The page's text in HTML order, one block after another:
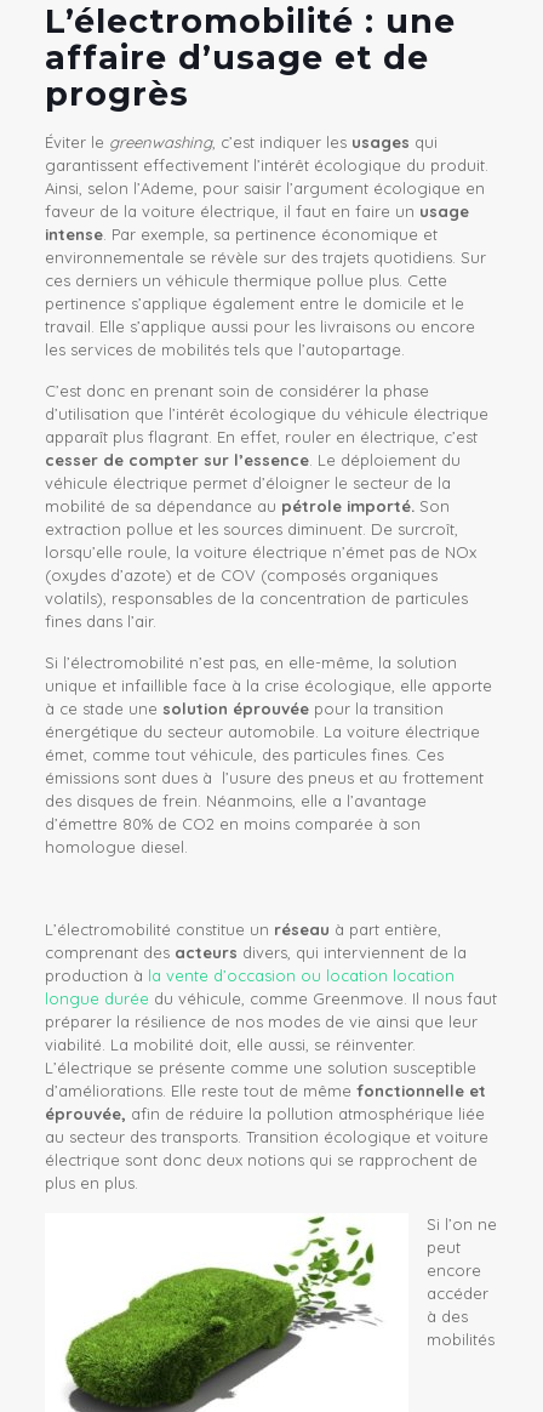
L’électromobilité : une
affaire d’usage et de
progrès
Éviter le greenwashing, c’est indiquer les usages qui
garantissent effectivement l’intérêt écologique du produit.
Ainsi, selon l’Ademe , pour saisir l’argument écologique en
faveur de la voiture électrique, il faut en faire un usage
intense. Par exemple, sa pertinence économique et
environnementale se révèle sur des trajets quotidiens. Sur
ces derniers un véhicule thermique pollue plus. Cette
pertinence s’applique également entre le domicile et le
travail. Elle s’applique aussi pour les livraisons ou encore
les services de mobilités tels que l’autopartage.
C’est donc en prenant soin de considérer la phase
d’utilisation que l’intérêt écologique du véhicule électrique
apparaît plus flagrant. En effet, rouler en électrique, c’est
cesser de compter sur l’essence. Le déploiement du
véhicule électrique permet d’éloigner le secteur de la
mobilité de sa dépendance au pétrole importé. Son
extraction pollue et les sources diminuent. De surcroît,
lorsqu’elle roule, la voiture électrique n’émet pas de NOx
(oxydes d’azote) et de COV (composés organiques
volatils), responsables de la concentration de particules
fines dans l’air.
Si l’électromobilité n’est pas, en elle-même, la solution
unique et infaillible face à la crise écologique, elle apporte
à ce stade une solution éprouvéepour la transition
énergétique du secteur automobile. La voiture électrique
émet, comme tout véhicule, des particules fines. Ces
émissions sont dues à l’usure des pneus et au frottement
des disques de frein. Néanmoins, elle a l’avantage
d’émettre 80% de CO2 en moins comparée à son
homologue diesel.
L’électromobilité constitue un réseau à part entière,
comprenant des acteurs divers, qui interviennent de la
production à la vente d’occasion ou location location
longue durée du véhicule, comme Greenmove. Il nous faut
préparer la résilience de nos modes de vie ainsi que leur
viabilité. La mobilité doit, elle aussi, se réinventer.
L’électrique se présente comme une solution susceptible
d’améliorations. Elle reste tout de même fonctionnelle et
éprouvée, afin de réduire la pollution atmosphérique liée
au secteur des transports. Transition écologique et voiture
électrique sont donc deux notions qui se rapprochent de
plus en plus.
Si l’on ne
peut
encore
accéder
à des
mobilités